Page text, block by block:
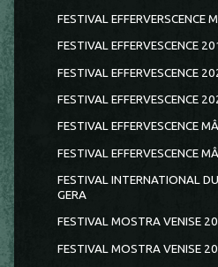
FESTIVAL EFFERVERSCENCE
FESTIVAL EFFERVESCENCE
FESTIVAL EFFERVESCENCE
FESTIVAL EFFERVESCENCE
FESTIVAL EFFERVESCENCE
FESTIVAL EFFERVESCENCE
FESTIVAL INTERNATIONAL
GERA
FESTIVAL MOSTRA VENISE
FESTIVAL MOSTRA VENISE